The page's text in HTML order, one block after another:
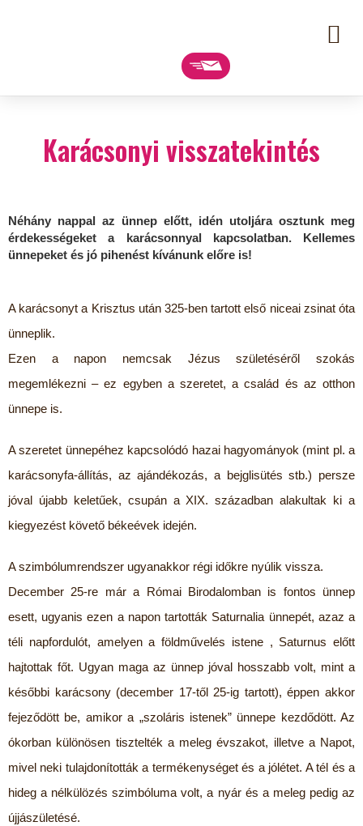
Karácsonyi visszatekintés
Néhány nappal az ünnep előtt, idén utoljára osztunk meg
érdekességeket a karácsonnyal kapcsolatban. Kellemes
ünnepeket és jó pihenést kívánunk előre is!
A karácsonyt a Krisztus után 325-ben tartott első niceai zsinat óta
ünneplik.
Ezen a napon nemcsak Jézus születéséről szokás
megemlékezni – ez egyben a szeretet, a család és az otthon
ünnepe is.
A szeretet ünnepéhez kapcsolódó hazai hagyományok (mint pl. a
karácsonyfa-állítás, az ajándékozás, a bejglisütés stb.) persze
jóval újabb keletűek, csupán a XIX. században alakultak ki a
kiegyezést követő békeévek idején.
A szimbólumrendszer ugyanakkor régi időkre nyúlik vissza.
December 25-re már a Római Birodalomban is fontos ünnep
esett, ugyanis ezen a napon tartották Saturnalia ünnepét, azaz a
téli napfordulót, amelyen a földművelés istene , Saturnus előtt
hajtottak főt. Ugyan maga az ünnep jóval hosszabb volt, mint a
későbbi karácsony (december 17-től 25-ig tartott), éppen akkor
fejeződött be, amikor a „szoláris istenek” ünnepe kezdődött. Az
ókorban különösen tisztelték a meleg évszakot, illetve a Napot,
mivel neki tulajdonították a termékenységet és a jólétet. A tél és a
hideg a nélkülözés szimbóluma volt, a nyár és a meleg pedig az
újjászületésé.